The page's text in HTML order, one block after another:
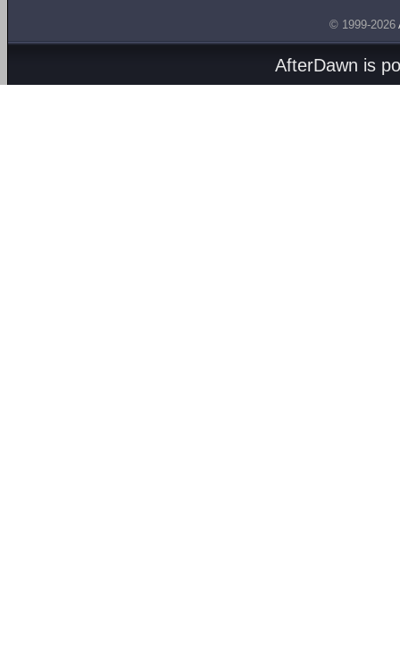
© 1999-2026
AfterDawn is